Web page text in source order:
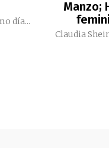
día...
Manzo;
Claudia